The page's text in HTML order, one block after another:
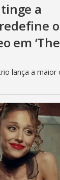
a
o
em
lança a maior